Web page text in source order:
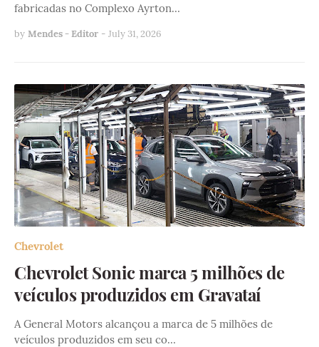
fabricadas no Complexo Ayrton…
by Mendes - Editor - July 31, 2026
Chevrolet
Chevrolet Sonic marca 5 milhões de
veículos produzidos em Gravataí
A General Motors alcançou a marca de 5 milhões de
veículos produzidos em seu co…